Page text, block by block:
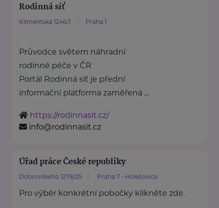
Rodinná síť
Klimentská 1246/1 Praha 1
Průvodce světem náhradní
rodinné péče v ČR
Portál Rodinná síť je přední
informační platforma zaměřená ...
https://rodinnasit.cz/
info@rodinnasit.cz
Úřad práce České republiky
Dobrovského 1278/25 Praha 7 - Holešovice
Pro výběr konkrétní pobočky klikněte zde.